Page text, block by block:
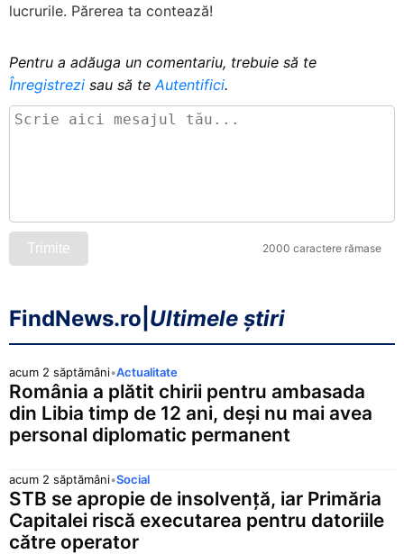
lucrurile. Părerea ta contează!
Pentru a adăuga un comentariu, trebuie să te
Înregistrezi sau să te Autentifici.
2000 caractere rămase
Trimite
FindNews.ro Ultimele știri
acum 2 săptămâni•Actualitate
România a plătit chirii pentru ambasada
din Libia timp de 12 ani, deși nu mai avea
personal diplomatic permanent
acum 2 săptămâni•Social
STB se apropie de insolvență, iar Primăria
Capitalei riscă executarea pentru datoriile
către operator